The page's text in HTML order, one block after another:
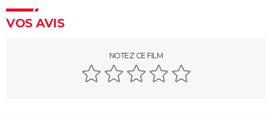
VOS AVIS
NOTEZ CE FILM